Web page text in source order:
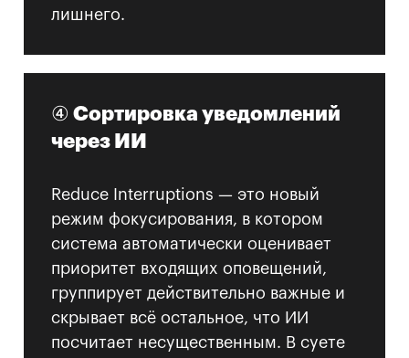
лишнего.
④ Сортировка уведомлений
через ИИ
Reduce Interruptions — это новый
режим фокусирования, в котором
система автоматически оценивает
приоритет входящих оповещений,
группирует действительно важные и
скрывает всё остальное, что ИИ
посчитает несущественным. В суете